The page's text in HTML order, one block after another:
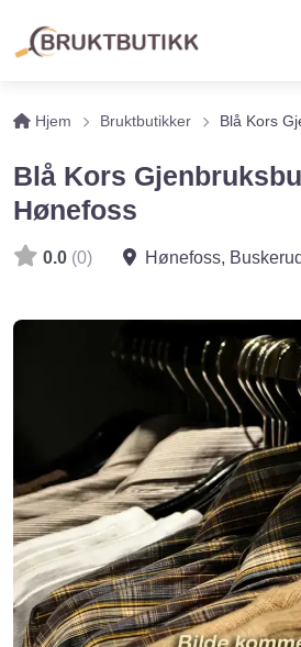
Hjem Bruktbutikker Blå Kors
Blå Kors
Hønefoss
0.0 (0) Hønefoss, Buskerud